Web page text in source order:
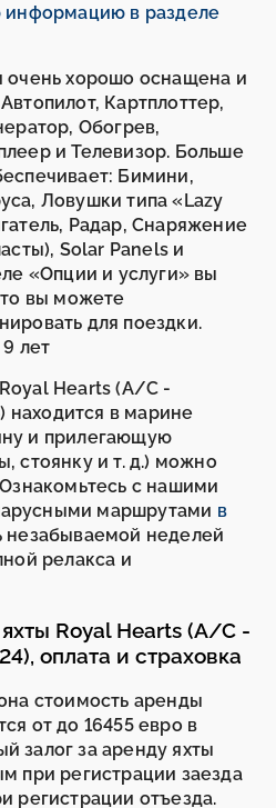
информацию в разделе
очень хорошо оснащена и
Картплоттер,
Обогрев,
и Телевизор. Больше
Бимини,
Ловушки типа «Lazy
Радар, Снаряжение
Solar Panels и
«Опции и услуги» вы
вы можете
для поездки.
лет
Hearts (A/C -
находится в марине
и прилегающую
стоянку и т. д.) можно
с нашими
маршрутами в
незабываемой неделей
релакса и
Royal Hearts (A/C -
оплата и страховка
стоимость аренды
от до 16455 евро в
залог за аренду яхты
при регистрации заезда
регистрации отъезда.